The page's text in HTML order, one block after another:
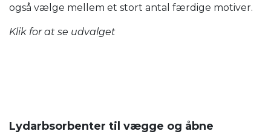
også vælge mellem et stort antal færdige motiver.
Klik for at se udvalget
Lydarbsorbenter til vægge og åbne